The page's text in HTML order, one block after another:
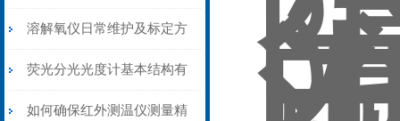
溶解氧仪日常维护及标定方
法
荧光分光光度计基本结构有
哪些
如何确保红外测温仪测量精